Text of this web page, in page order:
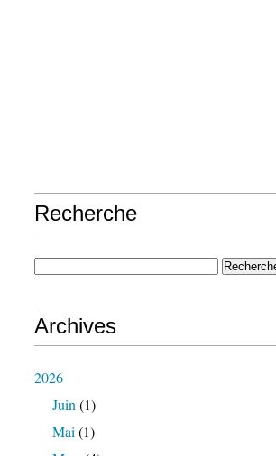
Recherche
Archives
2026
Juin (1)
Mai (1)